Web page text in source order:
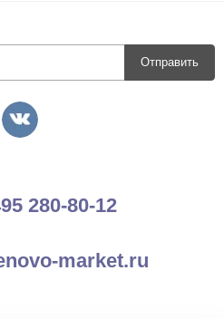
Отправить
280-80-12
market.ru